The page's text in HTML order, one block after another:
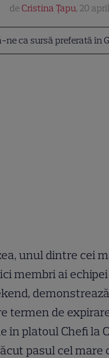
ne ca sursă preferată în
de Cristina Țapu, 20
unul dintre cei
membri ai echipei
termen de
în platoul Chefi la
pasul cel mare